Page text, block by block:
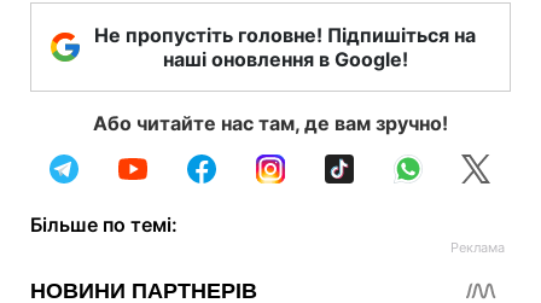
Не пропустіть головне! Підпишіться на
наші оновлення в Google!
Або читайте нас там, де вам зручно!
Більше по темі: